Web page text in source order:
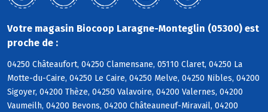
Votre magasin Biocoop Laragne-Monteglin (05300) est
proche de :
04250 Châteaufort, 04250 Clamensane, 05110 Claret, 04250 La
Motte-du-Caire, 04250 Le Caire, 04250 Melve, 04250 Nibles, 04200
Sigoyer, 04200 Thèze, 04250 Valavoire, 04200 Valernes, 04200
Vaumeilh, 04200 Bevons, 04200 Châteauneuf-Miravail, 04200